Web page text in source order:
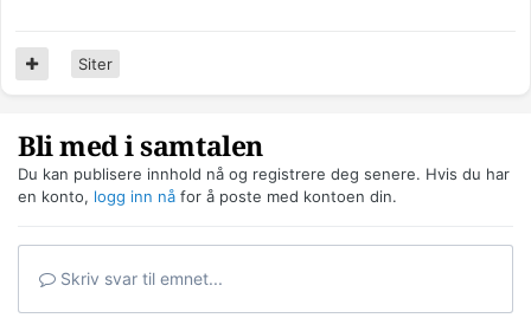
Siter
Bli med i samtalen
Du kan publisere innhold nå og registrere deg senere. Hvis du har
en konto, logg inn nå for å poste med kontoen din.
Skriv svar til emnet...